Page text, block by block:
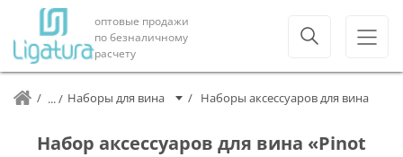
оптовые продажи
по безналичному
расчету
Наборы для вина Наборы аксессуаров для вина
Набор аксессуаров для вина «Pinot